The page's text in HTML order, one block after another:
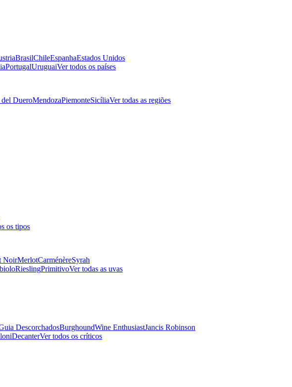
BrasilChileEspanhaEstados Unidos
PortugalUruguaiVer todos os países
DueroMendozaPiemonteSicíliaVer todas as regiões
os tipos
NoirMerlotCarménèreSyrah
RieslingPrimitivoVer todas as uvas
DescorchadosBurghoundWine EnthusiastJancis Robinson
DecanterVer todos os críticos